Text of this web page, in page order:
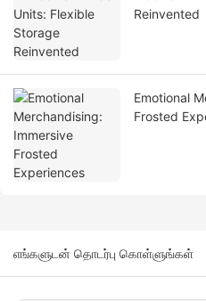
Reinvented
Emotional
Frosted
எங்களுடன் தொடர்பு கொள்ளுங்கள்